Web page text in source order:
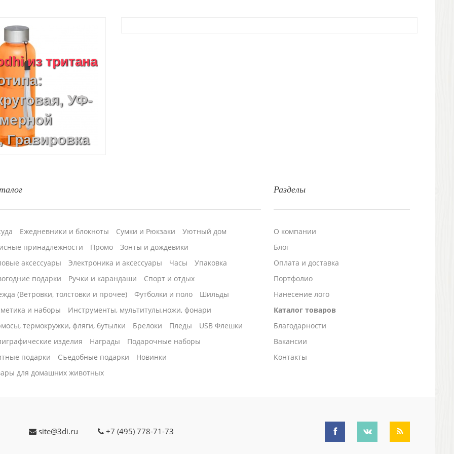
из тритана
УФ-
Гравировка
Разделы
О компании
Блог
Оплата и доставка
Портфолио
Нанесение лого
Каталог товаров
Благодарности
Вакансии
Контакты
Ежедневники и блокноты Сумки и Рюкзаки
Уютный дом
принадлежности
Промо
Зонты и дождевики
аксессуары
Электроника и аксессуары Часы
Упаковка
подарки
Ручки и карандаши
Спорт и отдых
(Ветровки, толстовки и прочее)
Футболки и поло
Шильды
и наборы
Инструменты, мультитулы,ножи, фонари
термокружки, фляги, бутылки
Брелоки Пледы
USB Флешки
изделия
Награды
Подарочные наборы
подарки
Cъедобные подарки
Новинки
для домашних животных
site@3di.ru +7 (495) 778-71-73